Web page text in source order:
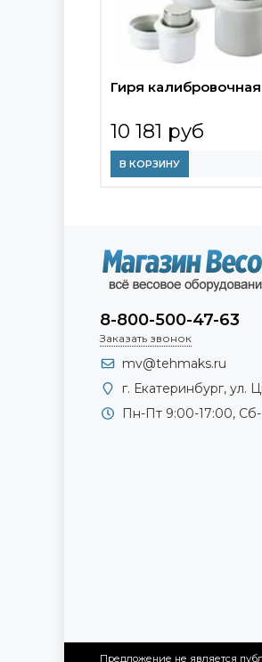
Гиря калибровочная
10 181 руб
В КОРЗИНУ
8-800-500-47-63
Заказать звонок
mv@tehmaks.ru
г. Екатеринбург, ул.
Пн-Пт 9:00-17:00,
Предложение не является